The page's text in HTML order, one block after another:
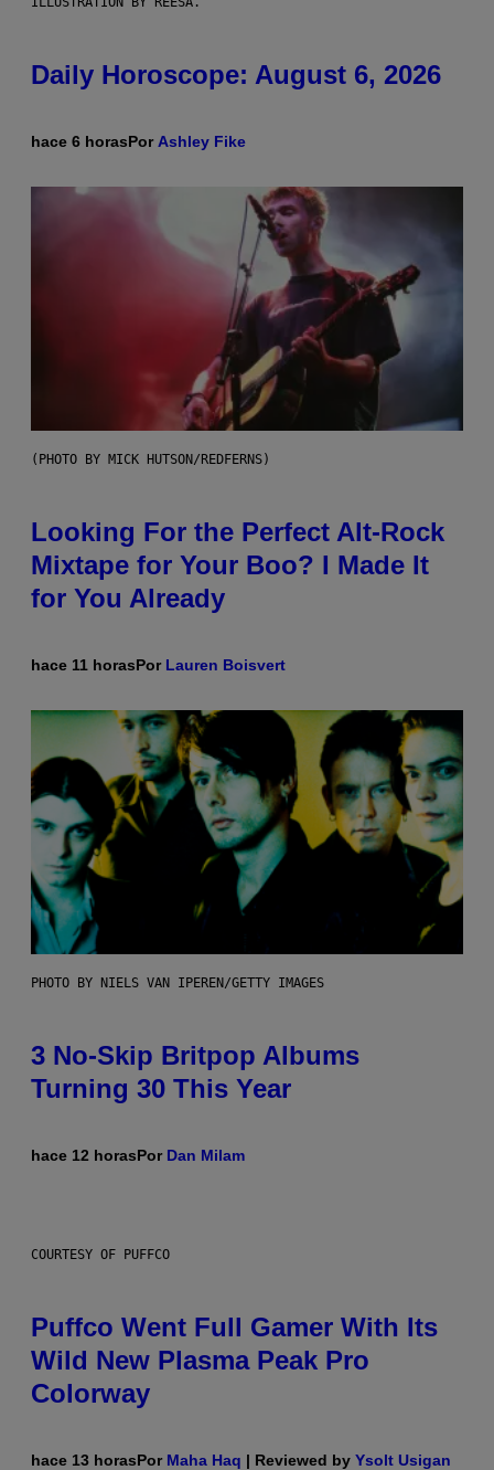
Daily Horoscope: August 6, 2026
hace 6 horasPorAshley Fike
(PHOTO BY MICK HUTSON/REDFERNS)
Looking For the Perfect Alt-Rock
Mixtape for Your Boo? I Made It
for You Already
hace 11 horasPor Lauren Boisvert
PHOTO BY NIELS VAN IPEREN/GETTY IMAGES
3 No-Skip Britpop Albums
Turning 30 This Year
hace 12 horasPor Dan Milam
COURTESY OF PUFFCO
Puffco Went Full Gamer With Its
Wild New Plasma Peak Pro
Colorway
hace 13 horasPor Maha Haq | Reviewed by Ysolt Usigan